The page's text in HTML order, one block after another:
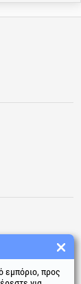
εμπόριο, προς